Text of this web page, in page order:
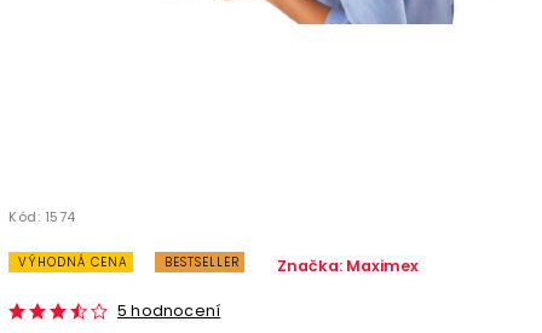
Kód: 1574
VÝHODNÁ CENA BESTSELLER
5 hodnocení
Značka: Maximex